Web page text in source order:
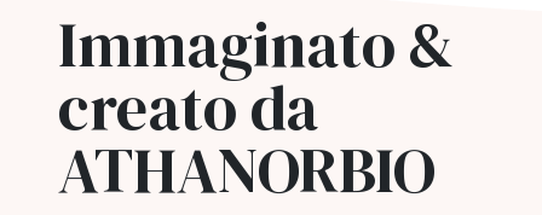
Immaginato &
creato da
ATHANORBIO